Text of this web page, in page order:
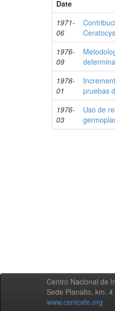
Date
1971-
06
1976-
09
1978-
01
pruebas
1976-
03
Uso de
Centro Nacional de
Sede Planalto, km.
www.cenicafe.org